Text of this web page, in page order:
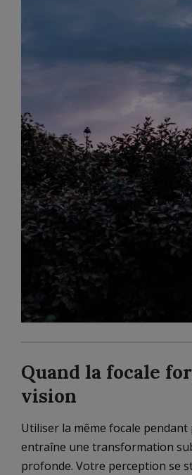
Quand la focale
vision
Utiliser la même focale
entraîne une transformation
profonde. Votre perception se